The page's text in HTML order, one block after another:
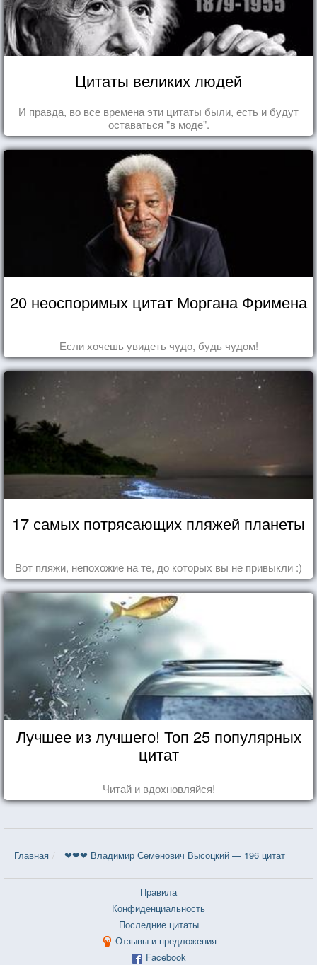
Цитаты великих людей
И правда, во все времена эти цитаты были, есть и будут
оставаться "в моде".
20 неоспоримых цитат Моргана Фримена
Если хочешь увидеть чудо, будь чудом!
17 самых потрясающих пляжей планеты
Вот пляжи, непохожие на те, до которых вы не привыкли :)
Лучшее из лучшего! Топ 25 популярных
цитат
Читай и вдохновляйся!
Главная ❤❤❤ Владимир Семенович Высоцкий — 196 цитат
Правила
Конфиденциальность
Последние цитаты
Отзывы и предложения
Facebook